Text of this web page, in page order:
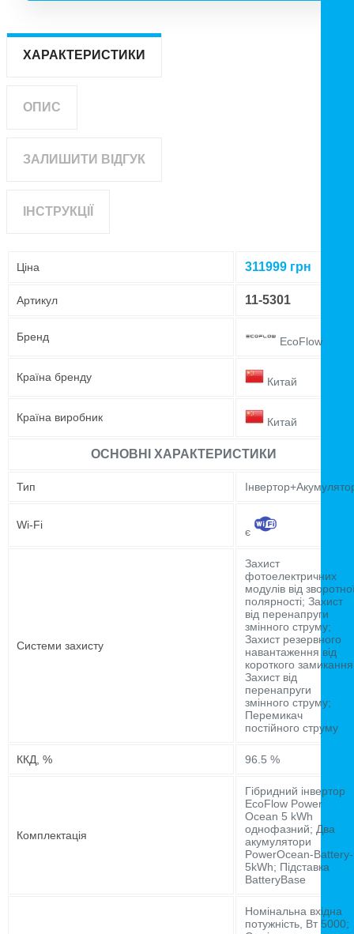
ХАРАКТЕРИСТИКИ
ОПИС
ЗАЛИШИТИ ВІДГУК
ІНСТРУКЦІЇ
Ціна 311999 грн
Артикул 11-5301
Бренд EcoFlow
Країна бренду Китай
Країна виробник Китай
ОСНОВНІ ХАРАКТЕРИСТИКИ
Тип
Wi-Fi
є
Системи захисту
Захист
фотоелектричних
модулів від
полярності; Захист
від перенапруги
змінного струму;
Захист резервного
навантаження від
короткого
Захист від
перенапруги
змінного струму;
Перемикач
постійного струму
ККД, % 96.5 %
Комплектація
Гібридний інвертор
EcoFlow Power
Ocean 5 kWh
однофазний; Два
акумулятори
PowerOcean-Battery-
5kWh; Підставка
BatteryBase
Номінальна вхідна
потужність, Вт 5000;